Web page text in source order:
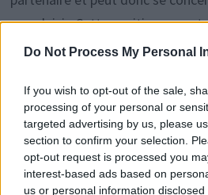
Do Not Process My Personal
If you wish to opt-out of the sale,
processing of your personal or
targeted advertising by us, please
section to confirm your selection.
opt-out request is processed you
interest-based ads based on
us or personal information
son plaisir. Cette position
plaisir aux deux partenaires et
Lire la suite…
Source : Oh my mag